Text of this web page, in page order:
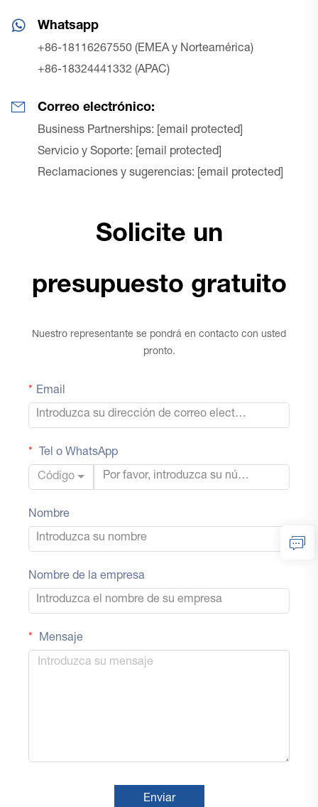
Whatsapp
+86-18116267550 (EMEA y Norteamérica)
+86-18324441332 (APAC)
Correo electrónico:
Business Partnerships: [email protected]
Servicio y Soporte: [email protected]
Reclamaciones y sugerencias: [email protected]
Solicite un
presupuesto gratuito
Nuestro representante se pondrá en contacto con usted
pronto.
Email
Tel o WhatsApp
Código
Nombre
Nombre de la empresa
Mensaje
Enviar